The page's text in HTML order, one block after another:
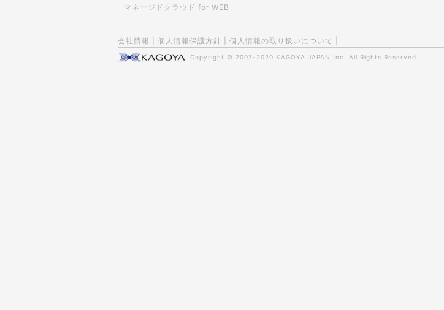
マネージドクラウド for WEB
会社情報 個人情報保護方針 個人情報の取り扱いについて
Copyright © 2007-2020 KAGOYA JAPAN Inc. All Rights Reserved.